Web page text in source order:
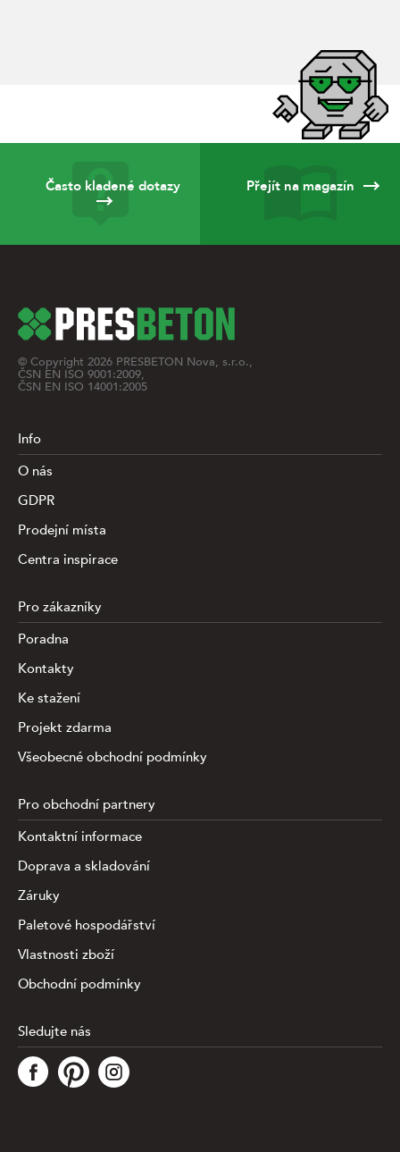
Tato stránka využívá soubory cookies ke shromažďování a
analýze informací o výkonu a používání webu, zajištění
fungování funkcí ze sociálních médií a ke zlepšení a
Často kladené dotazy Přejít na magazín
© Copyright 2026 PRESBETON Nova, s.r.o.,
ČSN EN ISO 9001:2009,
ČSN EN ISO 14001:2005
Info
O nás
GDPR
Prodejní místa
Centra inspirace
Pro zákazníky
Poradna
Kontakty
Ke stažení
Projekt zdarma
Všeobecné obchodní podmínky
Pro obchodní partnery
Kontaktní informace
Doprava a skladování
Záruky
Paletové hospodářství
Vlastnosti zboží
Obchodní podmínky
Sledujte nás